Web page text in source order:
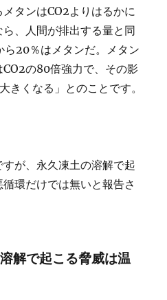
タンはCO2よりはるかに
、人間が排出する量と同
20％はメタンだ。メタン
の80倍強力で、その影
きくなる」とのことです。
が、永久凍土の溶解で起
環だけでは無いと報告さ
解で起こる脅威は温